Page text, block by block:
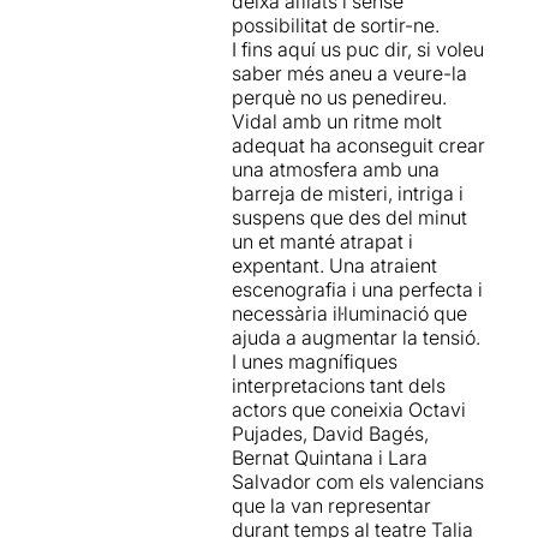
constantment, gairebé com
en un vodevil, cosa que
dona ritme i dinamisme a
l’obra. Es tracta d’una versió
revisada on l’aïllament no ve
només d’una tempesta de
neu, sinó que s’hi suma el fet
de no tenir cobertura ni Wi-
Fi, deixant-los
completament incomunicats.
A més, hi ha alguna frase
que sembla treta d’una
típica sèrie de Netflix que,
sincerament, no acaba
d’aportar gran cosa al
conjunt.
Hi ha una clara voluntat de
no revelar qui és el veritable
assassí: tot i que el tòpic diu
que el majordom sempre és
possibilitat de sortir-ne.
I fins aquí us puc dir, si voleu
saber més aneu a veure-la
perquè no us penedireu.
Vidal amb un ritme molt
adequat ha aconseguit crear
una atmosfera amb una
barreja de misteri, intriga i
suspens que des del minut
un et manté atrapat i
expentant. Una atraient
escenografia i una perfecta i
necessària il·luminació que
ajuda a augmentar la tensió.
I unes magnífiques
interpretacions tant dels
actors que coneixia Octavi
Pujades, David Bagés,
Bernat Quintana i Lara
Salvador com els valencians
que la van representar
durant temps al teatre Talia